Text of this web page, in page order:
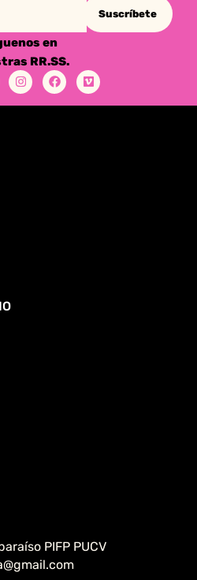
Suscríbete
en
RR.SS.
PIFP PUCV